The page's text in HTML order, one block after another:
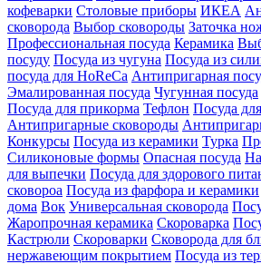
кофеварки Столовые приборы ИКЕА
сковорода Выбор сковороды Заточка
Профессиональная посуда Керамика
посуду Посуда из чугуна Посуда из
посуда для HoReCa Антипригарная
Эмалированная посуда Чугунная посуда
Посуда для прикорма Тефлон Посуда
Антипригарные сковороды
Конкурсы Посуда из керамики Турка
Силиконовые формы Опасная посуда
для выпечки Посуда для здорового
сковороа Посуда из фарфора и керамики
дома Вок Универсальная сковорода
Жаропрочная керамика Скороварка
Кастрюли Скороварки Сковорода для
нержавеющим покрытием Посуда из